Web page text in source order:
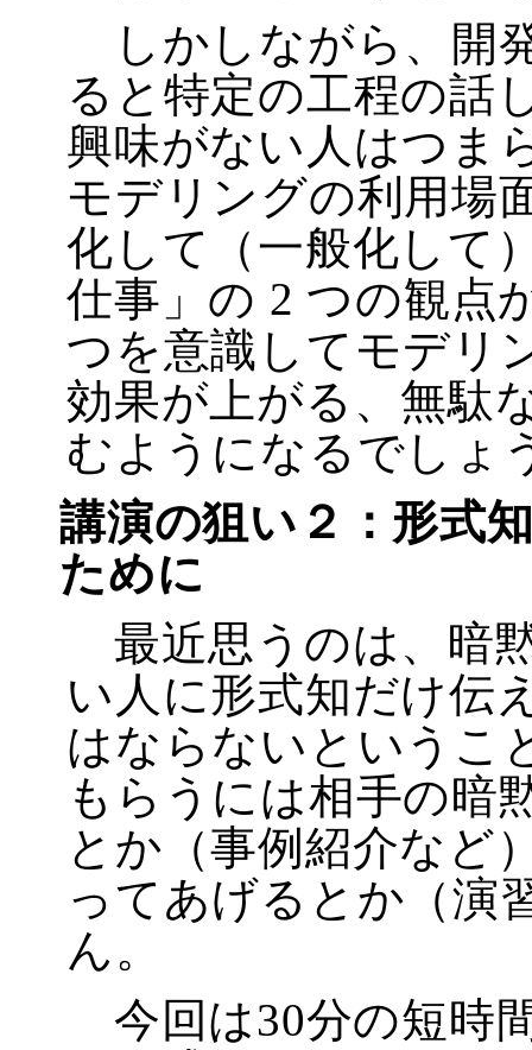
しかしながら、開
ると特定の工程の話
興味がない人はつま
モデリングの利用場
化して（一般化して
仕事」の 2 つの観点
つを意識してモデリ
効果が上がる、無駄
むようになるでしょ
講演の狙い２：形式
ために
最近思うのは、暗
い人に形式知だけ伝
はならないというこ
もらうには相手の暗
とか（事例紹介など
ってあげるとか（演
ん。
今回は30分の短時